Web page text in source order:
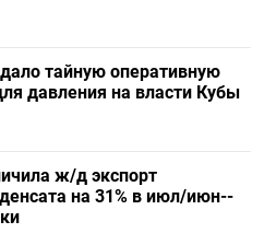
тайную оперативную
давления на власти Кубы
ж/д экспорт
на 31% в июл/июн--